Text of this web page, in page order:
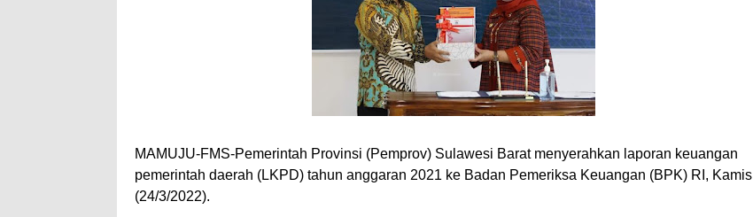
MAMUJU-FMS-Pemerintah Provinsi (Pemprov) Sulawesi Barat menyerahkan laporan keuangan
pemerintah daerah (LKPD) tahun anggaran 2021 ke Badan Pemeriksa Keuangan (BPK) RI, Kamis
(24/3/2022).